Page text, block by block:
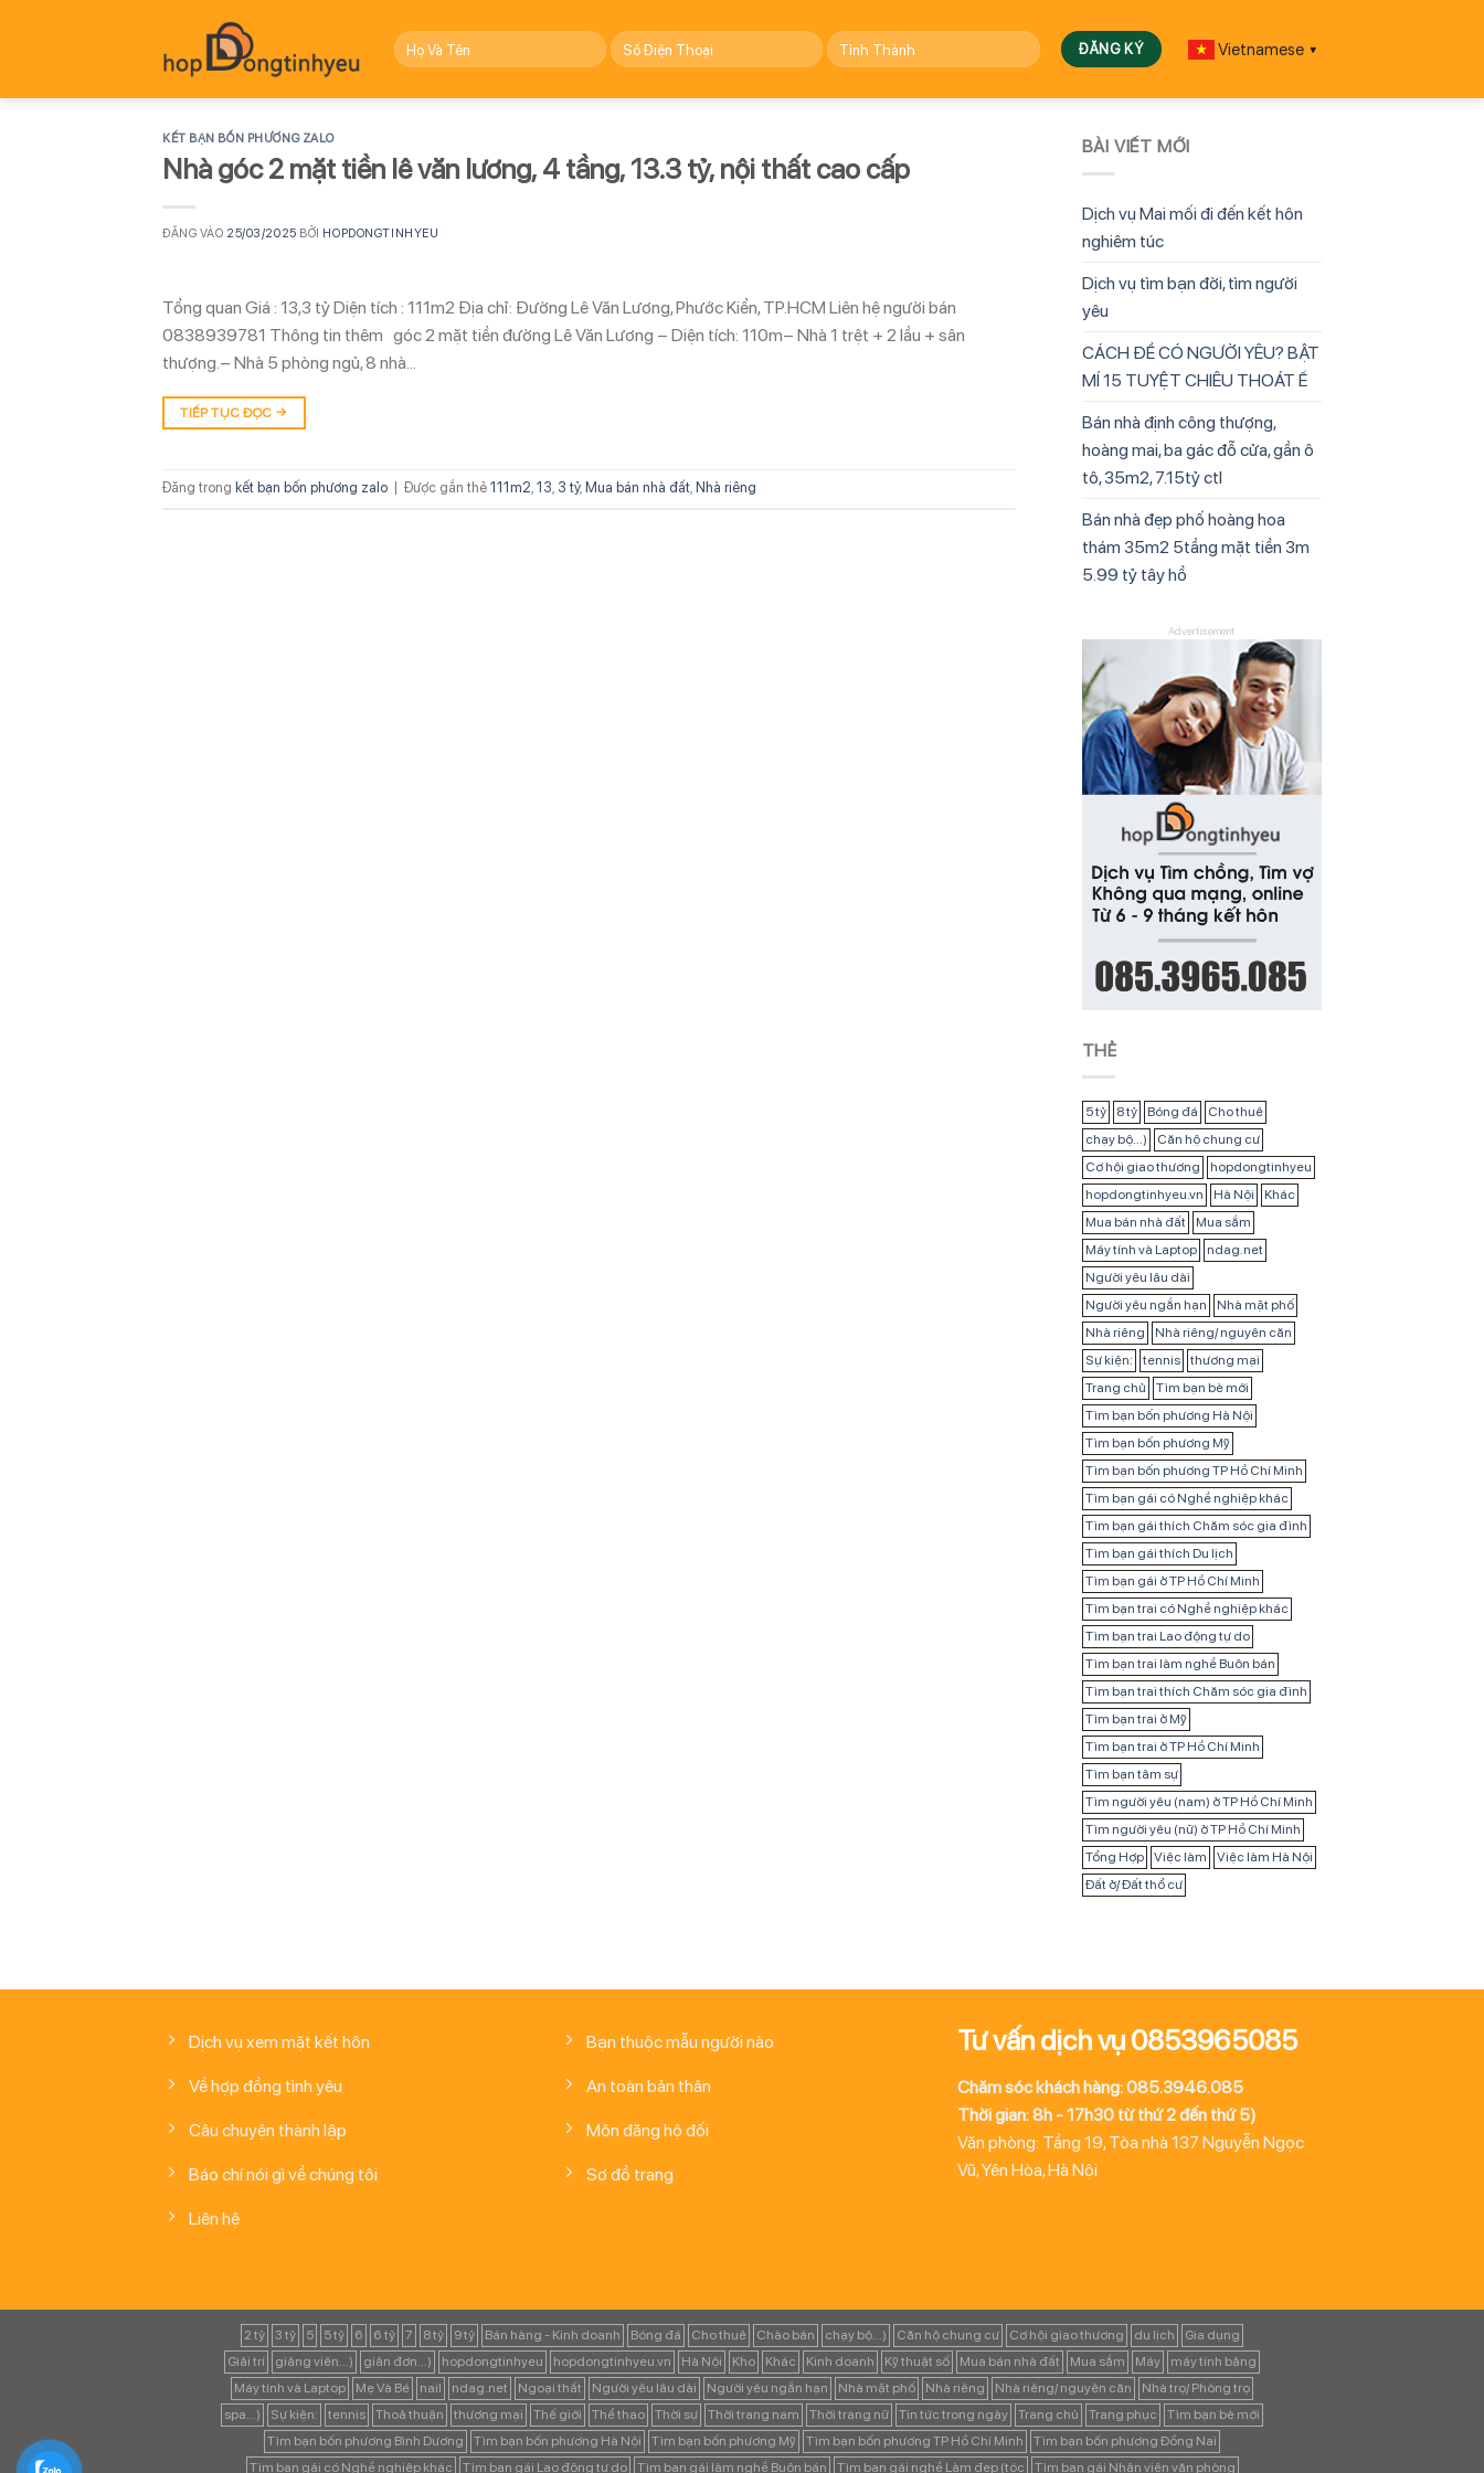
dung
Vietnamese ▼
KẾT BẠN BỐN PHƯƠNG ZALO
Nhà góc 2 mặt tiền lê văn lương, 4 tầng, 13.3 tỷ, nội thất cao cấp
ĐĂNG VÀO 25/03/2025 BỞI HOPDONGTINHYEU
Tổng quan Giá : 13,3 tỷ Diện tích : 111m2 Địa chỉ: Đường Lê Văn Lương, Phước Kiển, TP.HCM Liên hệ người bán
0838939781 Thông tin thêm góc 2 mặt tiền đường Lê Văn Lương – Diện tích: 110m– Nhà 1 trệt + 2 lầu + sân
thượng.– Nhà 5 phòng ngủ, 8 nhà…
TIẾP TỤC ĐỌC →
Đăng trong kết bạn bốn phương zalo Được gắn thẻ 111m2 13 3 tỷ, Mua bán nhà đất Nhà riêng
BÀI VIẾT MỚI
Dịch vụ Mai mối đi đến kết hôn
nghiêm túc
Dịch vụ tìm bạn đời, tìm người
yêu
CÁCH ĐỂ CÓ NGƯỜI YÊU? BẬT
MÍ 15 TUYỆT CHIÊU THOÁT Ế
Bán nhà định công thượng,
hoàng mai, ba gác đỗ cửa, gần ô
tô, 35m2, 7.15tỷ ctl
Bán nhà đẹp phố hoàng hoa
thám 35m2 5tầng mặt tiền 3m
5.99 tỷ tây hồ
Advertisement
THẺ
5 tỷ 8 tỷ Bóng đá
Cho thuê
chạy bộ...)
Căn hộ chung cư
Cơ hội giao thương
hopdongtinhyeu
hopdongtinhyeu.vn
Hà Nội
Khác
Mua bán nhà đất
Mua sắm
Máy tính và Laptop
ndag.net
Người yêu lâu dài
Người yêu ngắn hạn
Nhà mặt phố
Nhà riêng
Nhà riêng/ nguyên căn
Sự kiện:
tennis
thương mại
Trang chủ
Tìm bạn bè mới
Tìm bạn bốn phương Hà Nội
Tìm bạn bốn phương Mỹ
Tìm bạn bốn phương TP Hồ Chí Minh
Tìm bạn gái có Nghề nghiệp khác
Tìm bạn gái thích Chăm sóc gia đình
Tìm bạn gái thích Du lịch
Tìm bạn gái ở TP Hồ Chí Minh
Tìm bạn trai có Nghề nghiệp khác
Tìm bạn trai Lao động tự do
Tìm bạn trai làm nghề Buôn bán
Tìm bạn trai thích Chăm sóc gia đình
Tìm bạn trai ở Mỹ
Tìm bạn trai ở TP Hồ Chí Minh
Tìm bạn tâm sự
Tìm người yêu (nam) ở TP Hồ Chí Minh
Tìm người yêu (nữ) ở TP Hồ Chí Minh
Tổng Hợp
Việc làm
Việc làm Hà Nội
Đất ở/ Đất thổ cư
Dịch vụ xem mặt kết hôn
Về hợp đồng tình yêu
Câu chuyện thành lập
Báo chí nói gì về chúng tôi
Liên hệ
Bạn thuộc mẫu người nào
An toàn bản thân
Môn đăng hộ đối
Sơ đồ trang
Tư vấn dịch vụ 0853965085
Chăm sóc khách hàng: 085.3946.085
Thời gian: 8h - 17h30 từ thứ 2 đến thứ 5)
Văn phòng: Tầng 19, Tòa nhà 137 Nguyễn Ngọc
Vũ, Yên Hòa, Hà Nội
2 tỷ 3 tỷ 5 5 tỷ 6 6 tỷ 7 8 tỷ 9 tỷ Bán hàng - Kinh doanh Bóng đá Cho thuê Chào bán chạy bộ...) Căn hộ chung cư Cơ hội giao thương du lịch
Gia dụng
Giải trí
giảng viên...) giản đơn...) hopdongtinhyeu hopdongtinhyeu.vn Hà Nội Kho Khác Kinh doanh Kỹ thuật số Mua bán nhà đất Mua sắm Máy
máy tính bảng
Máy tính và Laptop
Mẹ Và Bé nail ndag.net Ngoại thất Người yêu lâu dài Người yêu ngắn hạn Nhà mặt phố Nhà riêng Nhà riêng/ nguyên căn
Nhà trọ/ Phòng trọ
spa...)
Sự kiện: tennis Thoả thuận thương mại Thế giới Thể thao Thời sự Thời trang nam Thời trang nữ Tin tức trong ngày Trang chủ Trang phục
Tìm bạn bè mới
Tìm bạn bốn phương Bình Dương
Tìm bạn bốn phương Hà Nội Tìm bạn bốn phương Mỹ Tìm bạn bốn phương TP Hồ Chí Minh
Tìm bạn bốn phương Đồng Nai
Tìm bạn gái có Nghề nghiệp khác
Tìm bạn gái Lao động tự do Tìm bạn gái làm nghề Buôn bán Tìm bạn gái nghề Làm đẹp (tóc Tìm bạn gái Nhân viên văn phòng